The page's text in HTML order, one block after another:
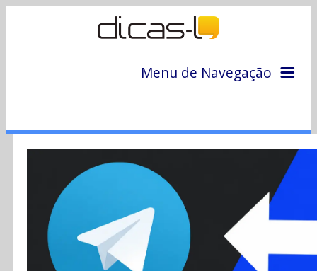
Menu de Navegação
Colunas